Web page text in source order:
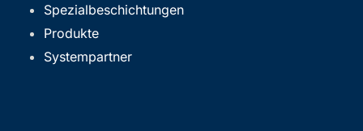
Spezialbeschichtungen
Produkte
Systempartner